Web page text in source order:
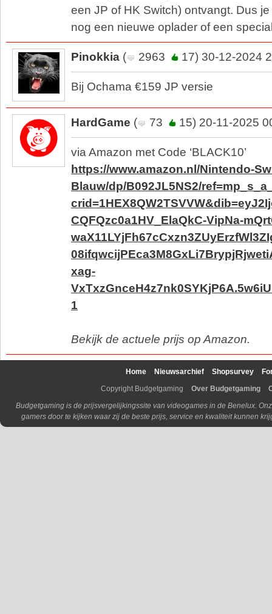
een JP of HK Switch) ontvangt. Dus
nog een nieuwe oplader of een
Pinokkia ( 2963 17) 30-12-2024
Bij Ochama €159 JP versie
HardGame ( 73 15) 20-11-2025
via Amazon met Code ‘BLACK10’
https://www.amazon.nl/Nintendo-
Blauw/dp/B092JL5NS2/
CQFQzc0a1HV_ElaQkC-VipNa-
xag-
1
Bekijk de actuele prijs op Amazon.
Home Nieuwsarchief Shopsurvey
Copyright Budgetgaming
Over Budgetgaming
Budgetgaming is de prijsvergelijkingssite van videogames in de Benelux.
gamers door te kijken waar zij de beste prijs, service en kwaliteit kunnen